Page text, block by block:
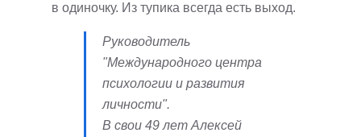
в одиночку. Из тупика всегда есть выход.
Руководитель
"Международного центра
психологии и развития
личности".
В свои 49 лет Алексей